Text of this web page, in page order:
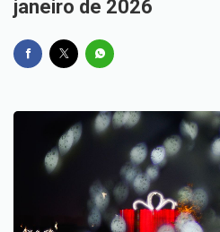
janeiro de 2026